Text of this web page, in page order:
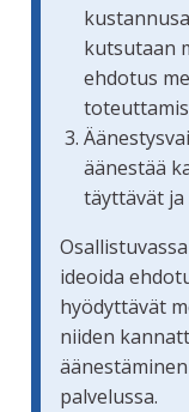
kutsutaan
ehdotus
äänestää
täyttävät ja
ideoida
hyödyttävät
niiden
palvelussa.